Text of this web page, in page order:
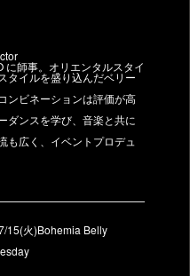
師事。オリエンタルスタイ
タイルを盛り込んだベリー
ンビネーションは評価が高
ダンスを学び、音楽と共に
も広く、イベントプロデュ
15(火)Bohemia Belly